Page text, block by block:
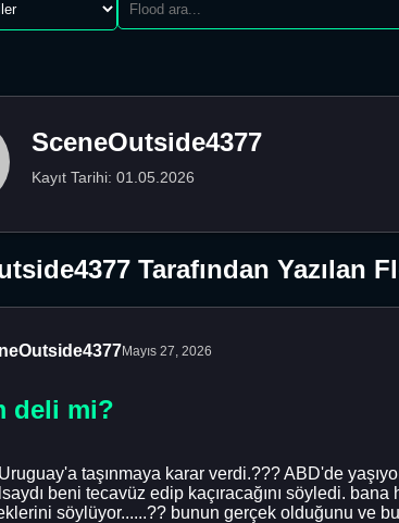
SceneOutside4377
Kayıt Tarihi: 01.05.2026
Tarafından Yazılan
Mayıs 27, 2026
deli mi?
taşınmaya karar verdi.??? ABD'de
beni tecavüz edip kaçıracağını söyledi.
söylüyor......?? bunun gerçek olduğunu ve